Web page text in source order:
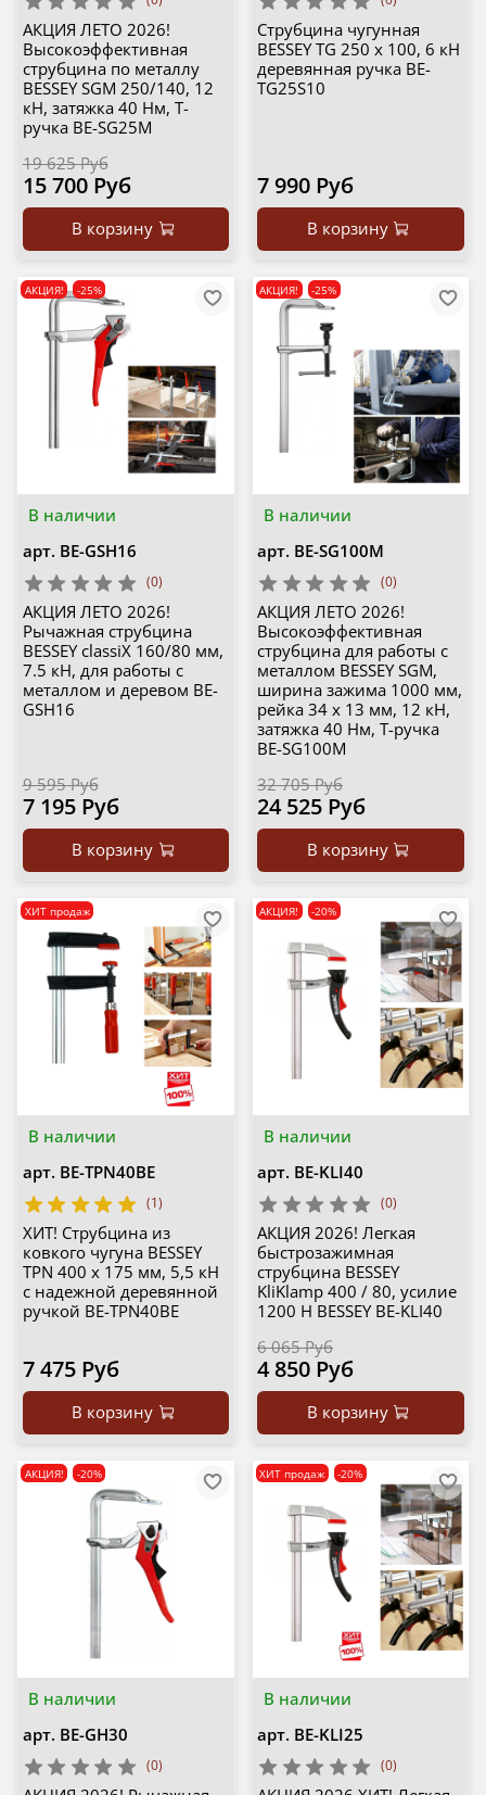
АКЦИЯ ЛЕТО 2026!
Высокоэффективная
струбцина по металлу
BESSEY SGM 250/140, 12
кН, затяжка 40 Нм, Т-
ручка BE-SG25M
19 625 Руб
15 700 Руб
В корзину
Струбцина чугунная
BESSEY TG 250 х 100, 6 кН
деревянная ручка BE-
TG25S10
7 990 Руб
В корзину
В наличии
АКЦИЯ! -25%
арт. BE-GSH16
(0)
АКЦИЯ ЛЕТО 2026!
Рычажная струбцина
BESSEY classiX 160/80 мм,
7.5 кН, для работы с
металлом и деревом BE-
GSH16
9 595 Руб
7 195 Руб
В корзину
В наличии
АКЦИЯ! -25%
арт. BE-SG100M
(0)
АКЦИЯ ЛЕТО 2026!
Высокоэффективная
струбцина для работы с
металлом BESSEY SGM,
ширина зажима 1000 мм,
рейка 34 х 13 мм, 12 кН,
затяжка 40 Нм, Т-ручка
BE-SG100M
32 705 Руб
24 525 Руб
В корзину
В наличии
ХИТ продаж
арт. BE-TPN40BE
(1)
ХИТ! Струбцина из
ковкого чугуна BESSEY
TPN 400 х 175 мм, 5,5 кН
с надежной деревянной
ручкой BE-TPN40BE
7 475 Руб
В корзину
В наличии
АКЦИЯ! -20%
арт. BE-KLI40
(0)
АКЦИЯ 2026! Легкая
быстрозажимная
струбцина BESSEY
KliKlamp 400 / 80, усилие
1200 Н BESSEY BE-KLI40
6 065 Руб
4 850 Руб
В корзину
В наличии
АКЦИЯ! -20%
арт. BE-GH30
(0)
В наличии
ХИТ продаж -20%
арт. BE-KLI25
(0)